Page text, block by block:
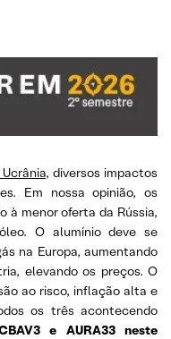
, diversos impactos
Em nossa opinião, os
à menor oferta da Rússia,
O alumínio deve se
na Europa, aumentando
elevando os preços. O
ao risco, inflação alta e
os três acontecendo
e AURA33 neste